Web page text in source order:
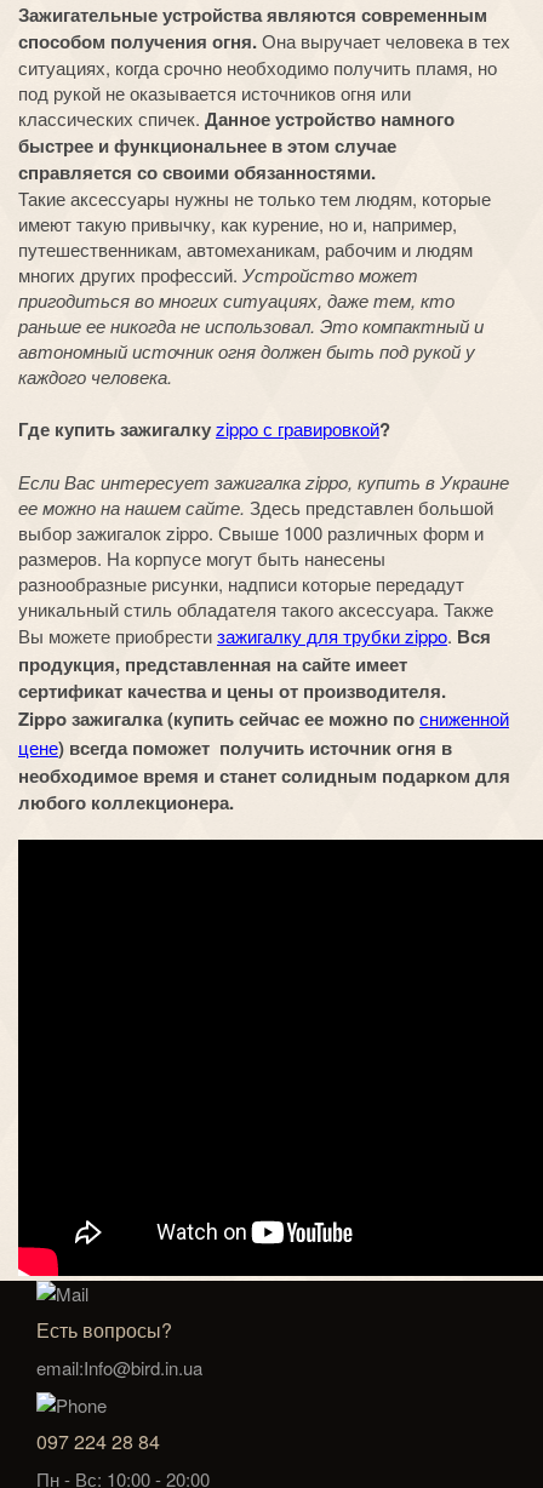
Зажигательные устройства являются современным
способом получения огня.Она выручает человека в тех
ситуациях, когда срочно необходимо получить пламя, но
под рукой не оказывается источников огня или
классических спичек. Данное устройство намного
быстрее и функциональнее в этом случае
справляется со своими обязанностями.
Такие аксессуары нужны не только тем людям, которые
имеют такую привычку, как курение, но и, например,
путешественникам, автомеханикам, рабочим и людям
многих других профессий. Устройство может
пригодиться во многих ситуациях, даже тем, кто
раньше ее никогда не использовал. Это компактный и
автономный источник огня должен быть под рукой у
каждого человека.
Где купить зажигалкуzippo с гравировкой?
Если Вас интересует зажигалка zippo, купить в Украине
ее можно на нашем сайте. Здесь представлен большой
выбор зажигалок zippo. Свыше 1000 различных форм и
размеров. На корпусе могут быть нанесены
разнообразные рисунки, надписи которые передадут
уникальный стиль обладателя такого аксессуара. Также
Вы можете приобрестизажигалку для трубки zippo. Вся
продукция, представленная на сайте имеет
сертификат качества и цены от производителя.
Zippo зажигалка (купить сейчас ее можно посниженной
цене) всегда поможет получить источник огня в
необходимое время и станет солидным подарком для
любого коллекционера.
Есть вопросы?
email:Info@bird.in.ua
097 224 28 84
Пн - Вс: 10:00 - 20:00